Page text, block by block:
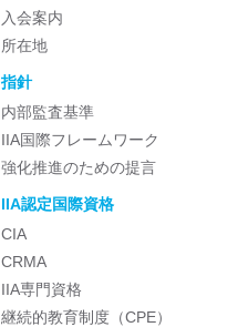
入会案内
所在地
指針
内部監査基準
IIA国際フレームワーク
強化推進のための提言
IIA認定国際資格
CIA
CRMA
IIA専門資格
継続的教育制度（CPE）